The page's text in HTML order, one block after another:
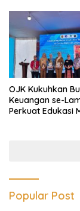
OJK Kukuhkan
Keuangan se-
Perkuat Edukasi
Popular Post